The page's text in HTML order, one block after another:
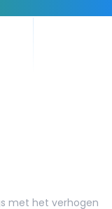
met het verhogen